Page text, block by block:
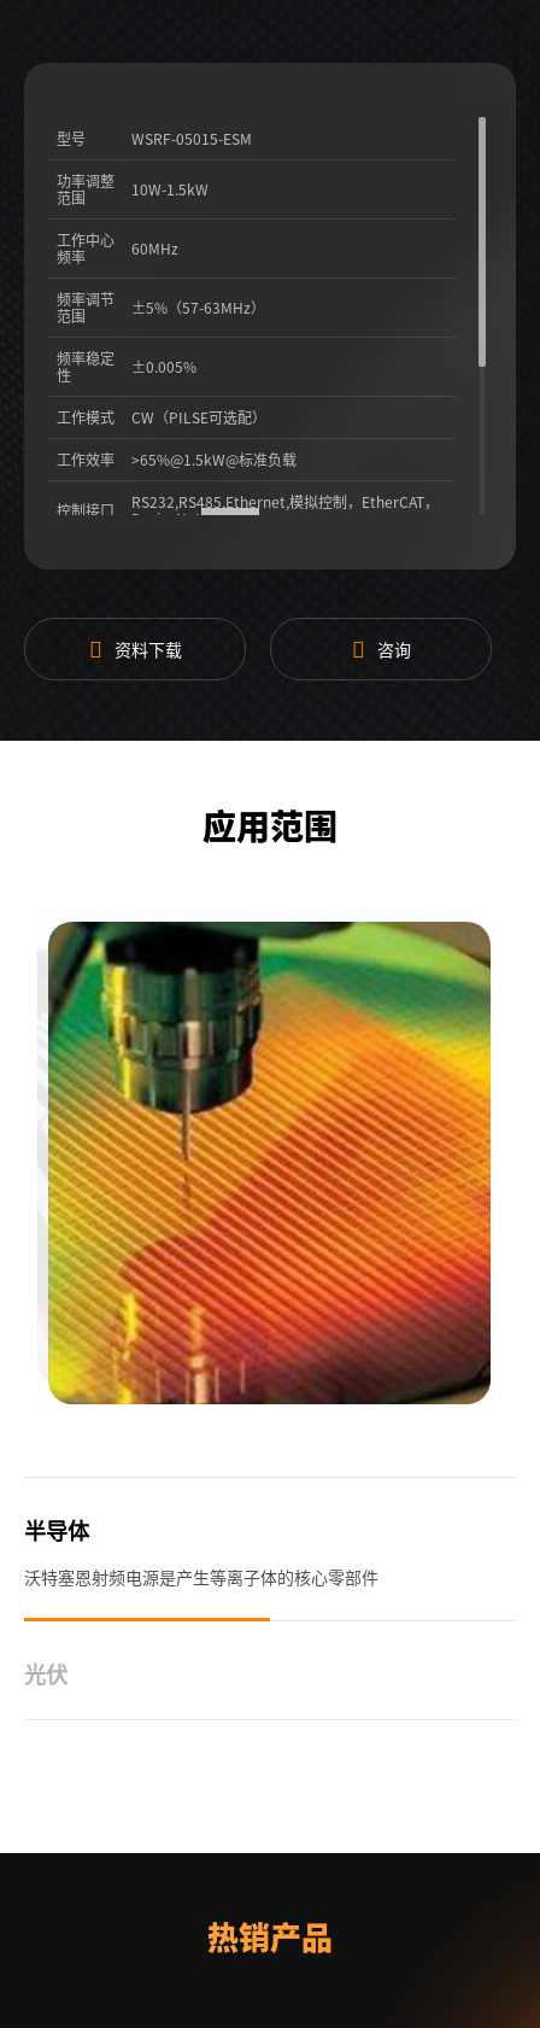
型号 WSRF-05015-ESM
功率调整
范围
10W-1.5kW
工作中心
频率
60MHz
频率调节
范围
±5%（57-63MHz）
频率稳定
性
±0.005%
工作模式 CW（PILSE可选配）
工作效率 >65%@1.5kW@标准负载
控制接口
RS232,RS485,Ethernet,模拟控制，EtherCAT，
DeviceNet（选配）
接口
冷却方式 水冷为主，风冷为辅
资料下载 咨询
应用范围
半导体
沃特塞恩射频电源是产生等离子体的核心零部件
光伏
热销产品